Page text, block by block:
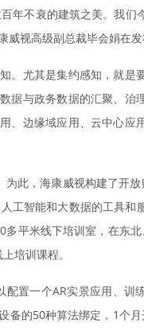
年不衰的建筑之美。我们
视高级副总裁毕会娟在发
。尤其是集约感知，就是
据与政务数据的汇聚、治
、边缘域应用、云中心应
此，海康威视构建了开
工智能和大数据的工具和
平米线下培训室，在东
培训课程。
置一个AR实景应用、训
备的50种算法绑定，1个